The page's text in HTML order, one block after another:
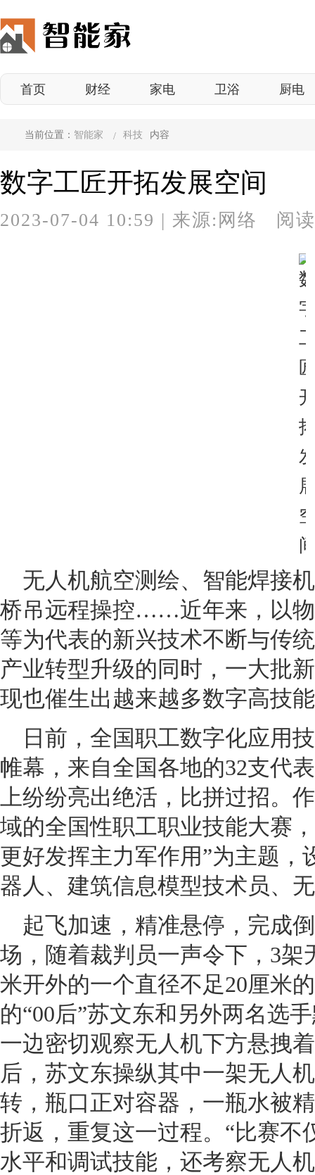
首页 财经 家电 卫浴 厨电
当前位置： 智能家 科技 内容
数字工匠开拓发展空间
2023-07-04 10:59 | 来源:网络 阅
无人机航空测绘、智能焊接
桥吊远程操控……近年来，以
等为代表的新兴技术不断与传
产业转型升级的同时，一大批
现也催生出越来越多数字高技
日前，全国职工数字化应用
帷幕，来自全国各地的32支代
上纷纷亮出绝活，比拼过招。
域的全国性职工职业技能大赛
更好发挥主力军作用”为主题
器人、建筑信息模型技术员、
起飞加速，精准悬停，完成
场，随着裁判员一声令下，3架
米开外的一个直径不足20厘米
的“00后”苏文东和另外两名选
一边密切观察无人机下方悬拽
后，苏文东操纵其中一架无人
转，瓶口正对容器，一瓶水被
折返，重复这一过程。“比赛
水平和调试技能，还考察无人